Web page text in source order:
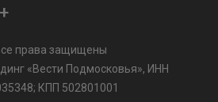
права защищены
«Вести Подмосковья», ИНН
КПП 502801001